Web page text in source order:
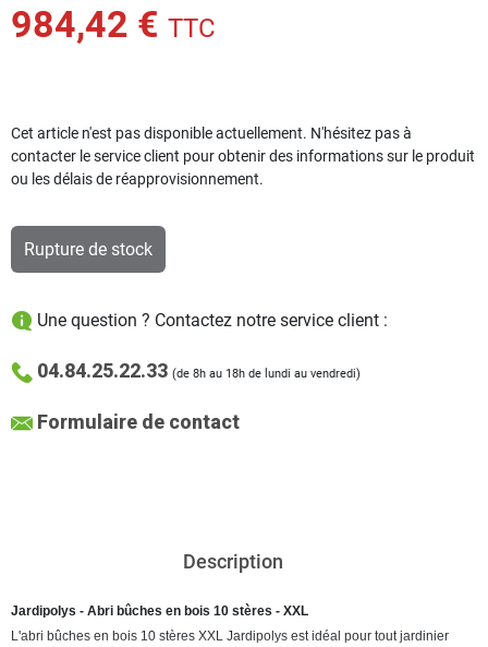
984,42 € TTC
Cet article n'est pas disponible actuellement. N'hésitez pas à
contacter le service client pour obtenir des informations sur le produit
ou les délais de réapprovisionnement.
Rupture de stock
Une question ? Contactez notre service client :
04.84.25.22.33 (de 8h au 18h de lundi au vendredi)
Formulaire de contact
Description
Jardipolys - Abri bûches en bois 10 stères - XXL
L'abri bûches en bois 10 stères XXL Jardipolys est idéal pour tout jardinier